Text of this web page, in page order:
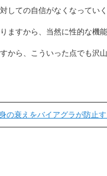
しての自信がなくなってい
ますから、当然に性的な機
から、こういった点でも沢
の衰えをバイアグラが防止